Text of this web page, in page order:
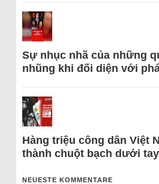
Sự nhục nhã của những
nhũng khi đối diện với
Hàng triệu công dân Việt
thành chuột bạch dưới
NEUESTE KOMMENTARE